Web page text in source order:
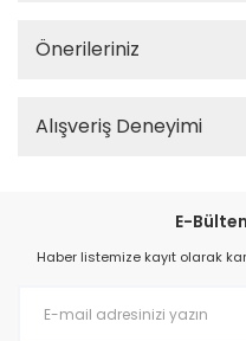
Önerileriniz
Alışveriş Deneyimi
E-
Haber listemize kayıt olarak